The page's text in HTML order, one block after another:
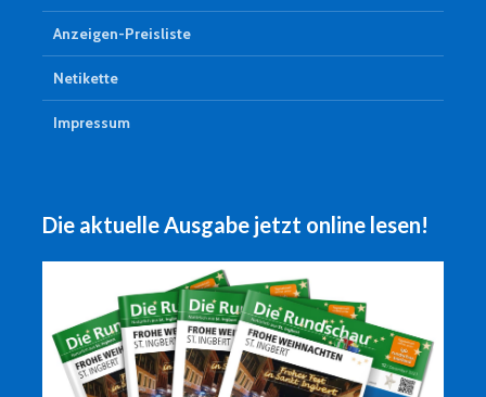
Anzeigen-Preisliste
Netikette
Impressum
Die aktuelle Ausgabe jetzt online lesen!